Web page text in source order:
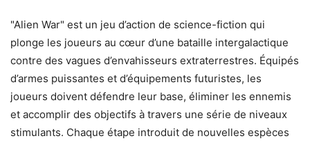
"Alien War" est un jeu d’action de science-fiction qui
plonge les joueurs au cœur d’une bataille intergalactique
contre des vagues d’envahisseurs extraterrestres. Équipés
d’armes puissantes et d’équipements futuristes, les
joueurs doivent défendre leur base, éliminer les ennemis
et accomplir des objectifs à travers une série de niveaux
stimulants. Chaque étape introduit de nouvelles espèces